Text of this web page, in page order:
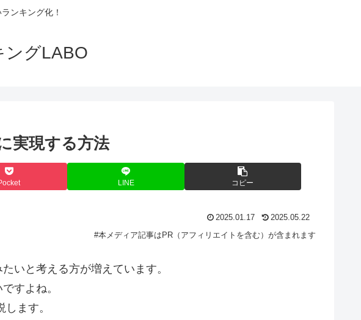
ンキング化！
ングLABO
実現する方法
LINE コピー
2025.01.17 2025.05.22
#本メディア記事はPR（アフィリエイトを含む）が含まれます
いと考える方が増えています。
すよね。
ます。